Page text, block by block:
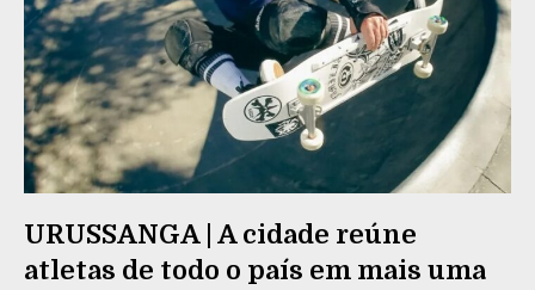
URUSSANGA | A cidade reúne
atletas de todo o país em mais uma